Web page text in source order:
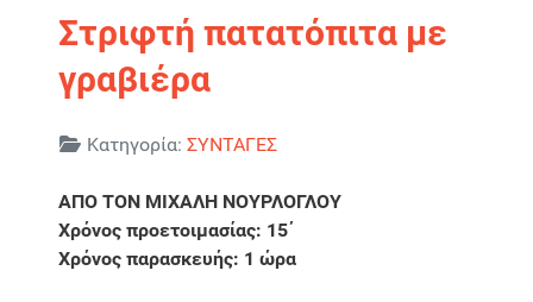
Στριφτή πατατόπιτα με
γραβιέρα
Λεπτομέρειες
Κατηγορία: ΣΥΝΤΑΓΕΣ
ΑΠΟ ΤΟΝ ΜΙΧΑΛΗ ΝΟΥΡΛΟΓΛΟΥ
Χρόνος προετοιμασίας: 15΄
Χρόνος παρασκευής: 1 ώρα